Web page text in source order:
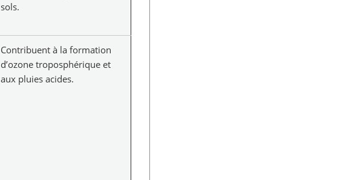
sols.
Contribuent à la formation
d’ozone troposphérique et
aux pluies acides.